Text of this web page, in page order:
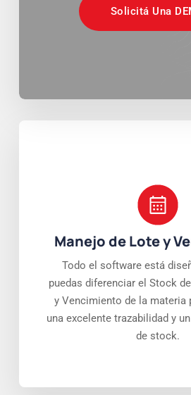
Solicitá Una
Manejo de Lote y
Todo el software está
puedas diferenciar el Stock
y Vencimiento de la materia
una excelente trazabilidad y
de stock.